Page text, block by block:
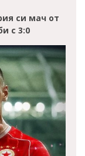
си мач от
с 3:0